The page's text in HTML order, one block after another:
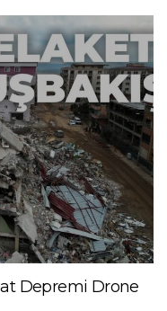
Depremi Drone